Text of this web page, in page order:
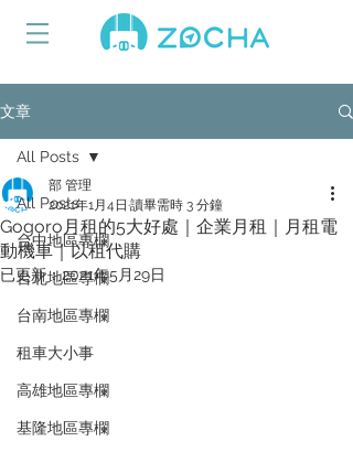
文章
All Posts
台中地區專欄
台北地區專欄
台南地區專欄
租車大小事
高雄地區專欄
基隆地區專欄
All Posts
Gogoro月租的5大好處｜企業月租｜月租電
動機車｜以租代購
部 管理
2021年1月4日 讀畢需時 3 分鐘
已更新：2021年5月29日